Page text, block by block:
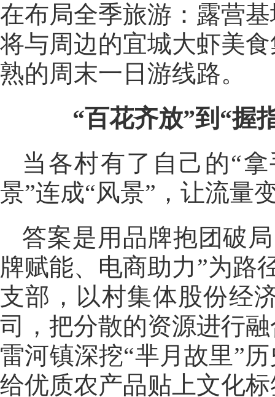
在布局全季旅游：露营
将与周边的宜城大虾美
熟的周末一日游线路。
“百花齐放”到“握
当各村有了自己的“
景”连成“风景”，让流量
答案是用品牌抱团破
牌赋能、电商助力”为路
支部，以村集体股份经
司，把分散的资源进行
雷河镇深挖“芈月故里”
给优质农产品贴上文化